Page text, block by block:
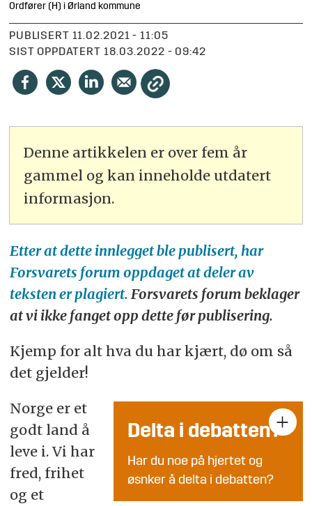
Ordfører (H) i Ørland kommune
PUBLISERT
11.02.2021 - 11:05
SIST OPPDATERT
18.03.2022 - 09:42
Denne artikkelen er over fem år
gammel og kan inneholde utdatert
informasjon.
Etter at dette innlegget ble publisert, har
Forsvarets forum oppdaget at deler av
teksten er plagiert. Forsvarets forum beklager
at vi ikke fanget opp dette før publisering.
Kjemp for alt hva du har kjært, dø om så
det gjelder!
Delta i debatten?
Har du noe på hjertet og
øsnker å delta i debatten?
Norge er et
godt land å
leve i. Vi har
fred, frihet
og et